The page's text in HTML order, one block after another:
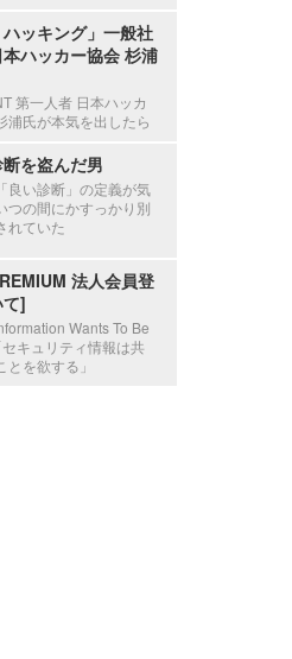
ハッキング」一般社
ハッカー協会 杉浦
第一人者 日本ハッカ
浦氏が本気を出したら
を盗んだ男
良い診断」の定義が気
つの間にかすっかり別
れていた
法人会員登
]
Wants To Be
キュリティ情報は共
を欲する」